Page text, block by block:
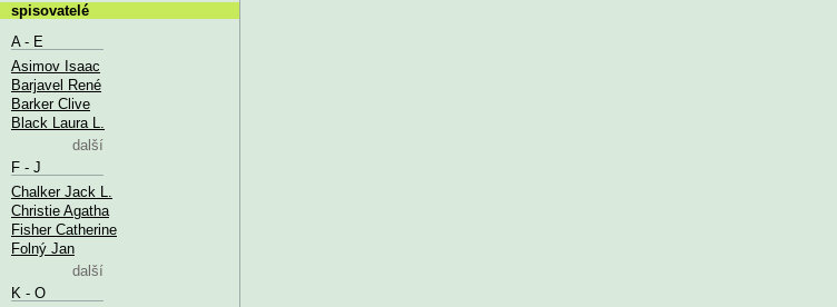
spisovatelé
A - E
Asimov Isaac
Barjavel René
Barker Clive
Black Laura L.
další
F - J
Chalker Jack L.
Christie Agatha
Fisher Catherine
Folný Jan
další
K - O